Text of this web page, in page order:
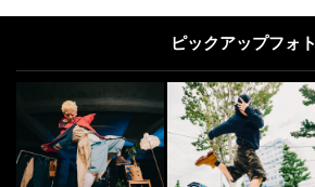
ピックアップフォト